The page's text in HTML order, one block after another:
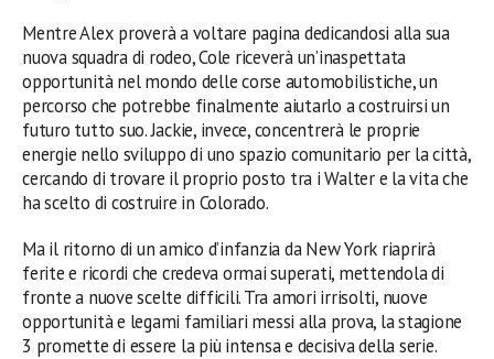
Mentre Alex proverà a voltare pagina dedicandosi alla sua
nuova squadra di rodeo, Cole riceverà un’inaspettata
opportunità nel mondo delle corse automobilistiche, un
percorso che potrebbe finalmente aiutarlo a costruirsi un
futuro tutto suo. Jackie, invece, concentrerà le proprie
energie nello sviluppo di uno spazio comunitario per la città,
cercando di trovare il proprio posto tra i Walter e la vita che
ha scelto di costruire in Colorado.
Ma il ritorno di un amico d’infanzia da New York riaprirà
ferite e ricordi che credeva ormai superati, mettendola di
fronte a nuove scelte difficili. Tra amori irrisolti, nuove
opportunità e legami familiari messi alla prova, la stagione
3 promette di essere la più intensa e decisiva della serie.